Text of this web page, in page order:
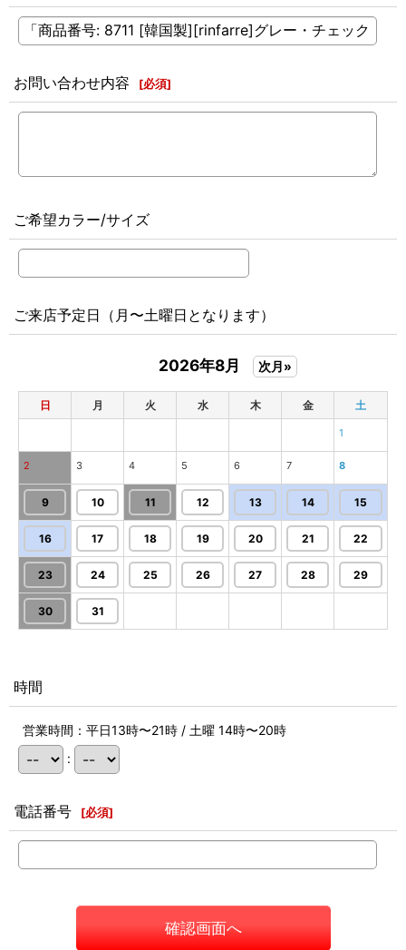
お問い合わせ内容 [必須]
ご希望カラー/サイズ
ご来店予定日（月〜土曜日となります）
2026年8月 次月»
日 月 火 水 木 金 土
1
2 3 4 5 6 7 8
9 10 11 12 13 14 15
16 17 18 19 20 21 22
23 24 25 26 27 28 29
30 31
時間
営業時間：平日13時〜21時 / 土曜 14時〜20時
:
電話番号 [必須]
確認画面へ